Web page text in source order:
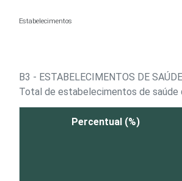
Estabelecimentos
B3 - ESTABELECIMENTOS DE
Total de estabelecimentos de
Percentual (%)